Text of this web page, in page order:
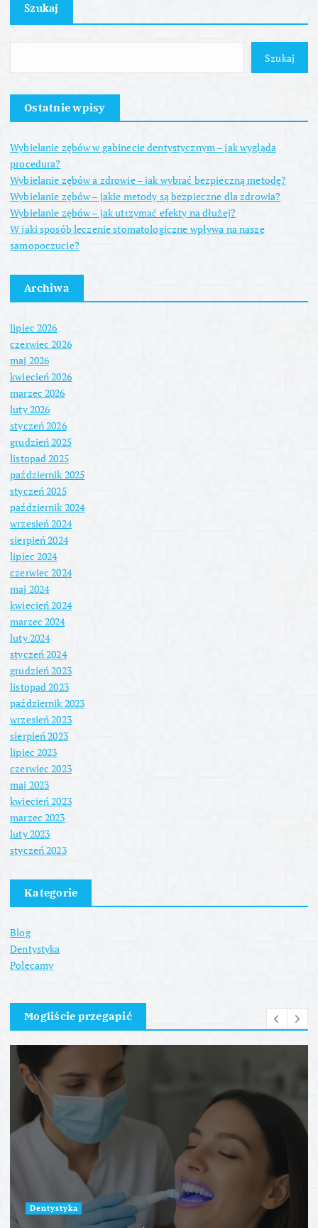
Szukaj
Szukaj
Ostatnie wpisy
Wybielanie zębów w gabinecie dentystycznym – jak wygląda
procedura?
Wybielanie zębów a zdrowie – jak wybrać bezpieczną metodę?
Wybielanie zębów – jakie metody są bezpieczne dla zdrowia?
Wybielanie zębów – jak utrzymać efekty na dłużej?
W jaki sposób leczenie stomatologiczne wpływa na nasze
samopoczucie?
Archiwa
lipiec 2026
czerwiec 2026
maj 2026
kwiecień 2026
marzec 2026
luty 2026
styczeń 2026
grudzień 2025
listopad 2025
październik 2025
styczeń 2025
październik 2024
wrzesień 2024
sierpień 2024
lipiec 2024
czerwiec 2024
maj 2024
kwiecień 2024
marzec 2024
luty 2024
styczeń 2024
grudzień 2023
listopad 2023
październik 2023
wrzesień 2023
sierpień 2023
lipiec 2023
czerwiec 2023
maj 2023
kwiecień 2023
marzec 2023
luty 2023
styczeń 2023
Kategorie
Blog
Dentystyka
Polecamy
Mogliście przegapić
Dentystyka